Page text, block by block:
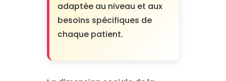
adaptée au niveau et aux
besoins spécifiques de
chaque patient.